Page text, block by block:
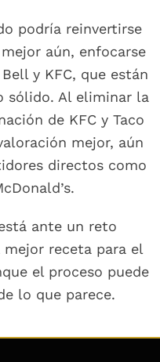
podría reinvertirse
aún, enfocarse
y KFC, que están
sólido. Al eliminar la
de KFC y Taco
mejor, aún
directos como
ante un reto
receta para el
el proceso puede
lo que parece.